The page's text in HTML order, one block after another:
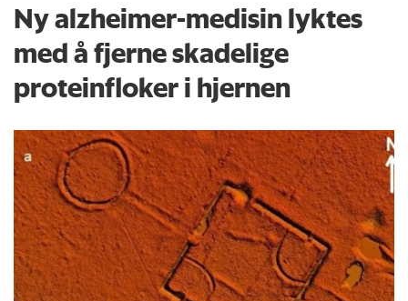
Ny alzheimer-medisin lyktes
med å fjerne skadelige
proteinfloker i hjernen